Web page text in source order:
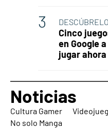
Cinco
en Google
jugar
Noticias
Cultura Gamer
No solo Manga